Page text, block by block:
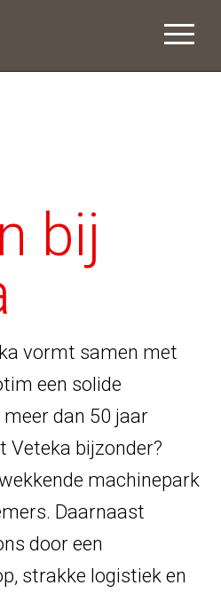
bij
vormt samen met
een solide
dan 50 jaar
Veteka bijzonder?
machinepark
Daarnaast
door een
strakke logistiek en